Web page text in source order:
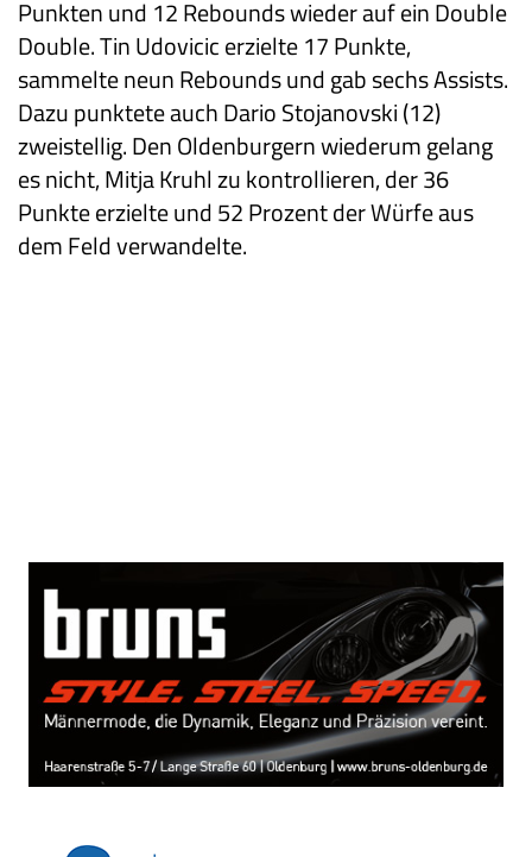
Punkten und 12 Rebounds wieder auf ein Double
Double. Tin Udovicic erzielte 17 Punkte,
sammelte neun Rebounds und gab sechs Assists.
Dazu punktete auch Dario Stojanovski (12)
zweistellig. Den Oldenburgern wiederum gelang
es nicht, Mitja Kruhl zu kontrollieren, der 36
Punkte erzielte und 52 Prozent der Würfe aus
dem Feld verwandelte.